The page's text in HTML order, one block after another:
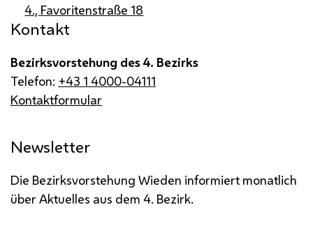
4., Favoritenstraße 18
Kontakt
Bezirksvorstehung des 4. Bezirks
Telefon: +43 1 4000-04111
Kontaktformular
Newsletter
Die Bezirksvorstehung Wieden informiert monatlich
über Aktuelles aus dem 4. Bezirk.